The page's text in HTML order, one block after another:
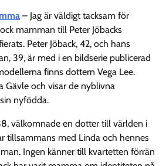
– Jag är väldigt tacksam för
mamman till Peter Jöbacks
Peter Jöback, 42, och hans
39, är med i en bildserie publicerad
finns dottern Vega Lee.
Gävle och visar de nyblivna
nyfödda.
välkomnade en dotter till världen i
tillsammans med Linda och hennes
Ingen känner till kvartetten förrän